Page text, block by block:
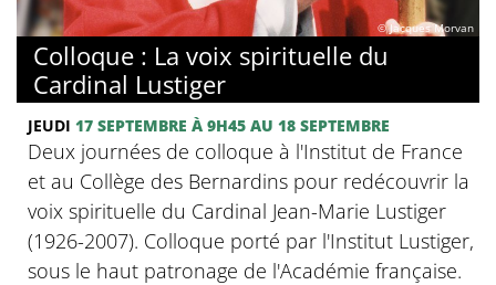
© Jacques Morvan
Colloque : La voix spirituelle du
Cardinal Lustiger
JEUDI 17 SEPTEMBRE À 9H45 AU 18 SEPTEMBRE
Deux journées de colloque à l'Institut de France
et au Collège des Bernardins pour redécouvrir la
voix spirituelle du Cardinal Jean-Marie Lustiger
(1926-2007). Colloque porté par l'Institut Lustiger,
sous le haut patronage de l'Académie française.